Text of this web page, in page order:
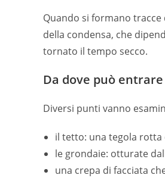
Quando si formano tracce
della condensa, che
tornato il tempo secco.
Da dove può entrare
Diversi punti vanno
il tetto: una tegola rotta
le grondaie: otturate
una crepa di facciata